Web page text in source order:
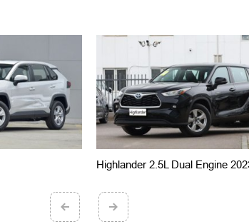
Highlander 2.5L Dual Engine